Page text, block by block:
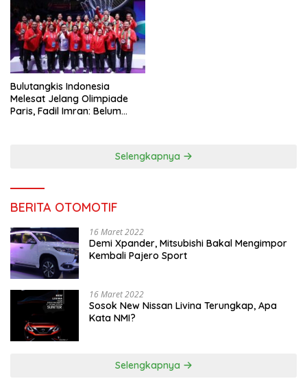
Bulutangkis Indonesia
Melesat Jelang Olimpiade
Paris, Fadil Imran: Belum
Selengkapnya
BERITA OTOMOTIF
16 Maret 2022
Demi Xpander, Mitsubishi Bakal Mengimpor
Kembali Pajero Sport
16 Maret 2022
Sosok New Nissan Livina Terungkap, Apa
Kata NMI?
Selengkapnya